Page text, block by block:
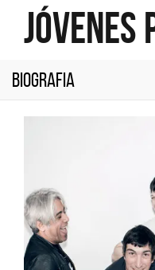
Jóvenes
Biografia